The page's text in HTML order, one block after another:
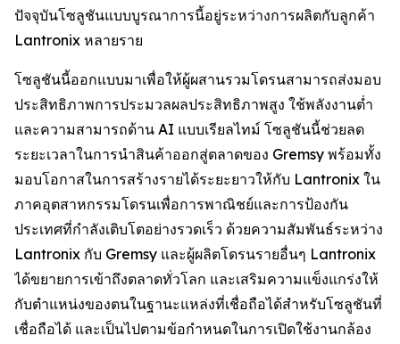
ปัจจุบันโซลูชันแบบบูรณาการนี้อยู่ระหว่างการผลิตกับลูกค้า
Lantronix หลายราย
โซลูชันนี้ออกแบบมาเพื่อให้ผู้ผสานรวมโดรนสามารถส่งมอบ
ประสิทธิภาพการประมวลผลประสิทธิภาพสูง ใช้พลังงานต่ำ
และความสามารถด้าน AI แบบเรียลไทม์ โซลูชันนี้ช่วยลด
ระยะเวลาในการนำสินค้าออกสู่ตลาดของ Gremsy พร้อมทั้ง
มอบโอกาสในการสร้างรายได้ระยะยาวให้กับ Lantronix ใน
ภาคอุตสาหกรรมโดรนเพื่อการพาณิชย์และการป้องกัน
ประเทศที่กำลังเติบโตอย่างรวดเร็ว ด้วยความสัมพันธ์ระหว่าง
Lantronix กับ Gremsy และผู้ผลิตโดรนรายอื่นๆ Lantronix
ได้ขยายการเข้าถึงตลาดทั่วโลก และเสริมความแข็งแกร่งให้
กับตำแหน่งของตนในฐานะแหล่งที่เชื่อถือได้สำหรับโซลูชันที่
เชื่อถือได้ และเป็นไปตามข้อกำหนดในการเปิดใช้งานกล้อง